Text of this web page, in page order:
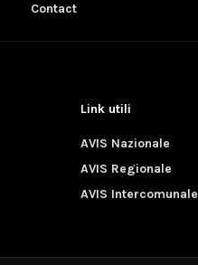
Contact
Link utili
AVIS Nazionale
AVIS Regionale
AVIS Intercomunale